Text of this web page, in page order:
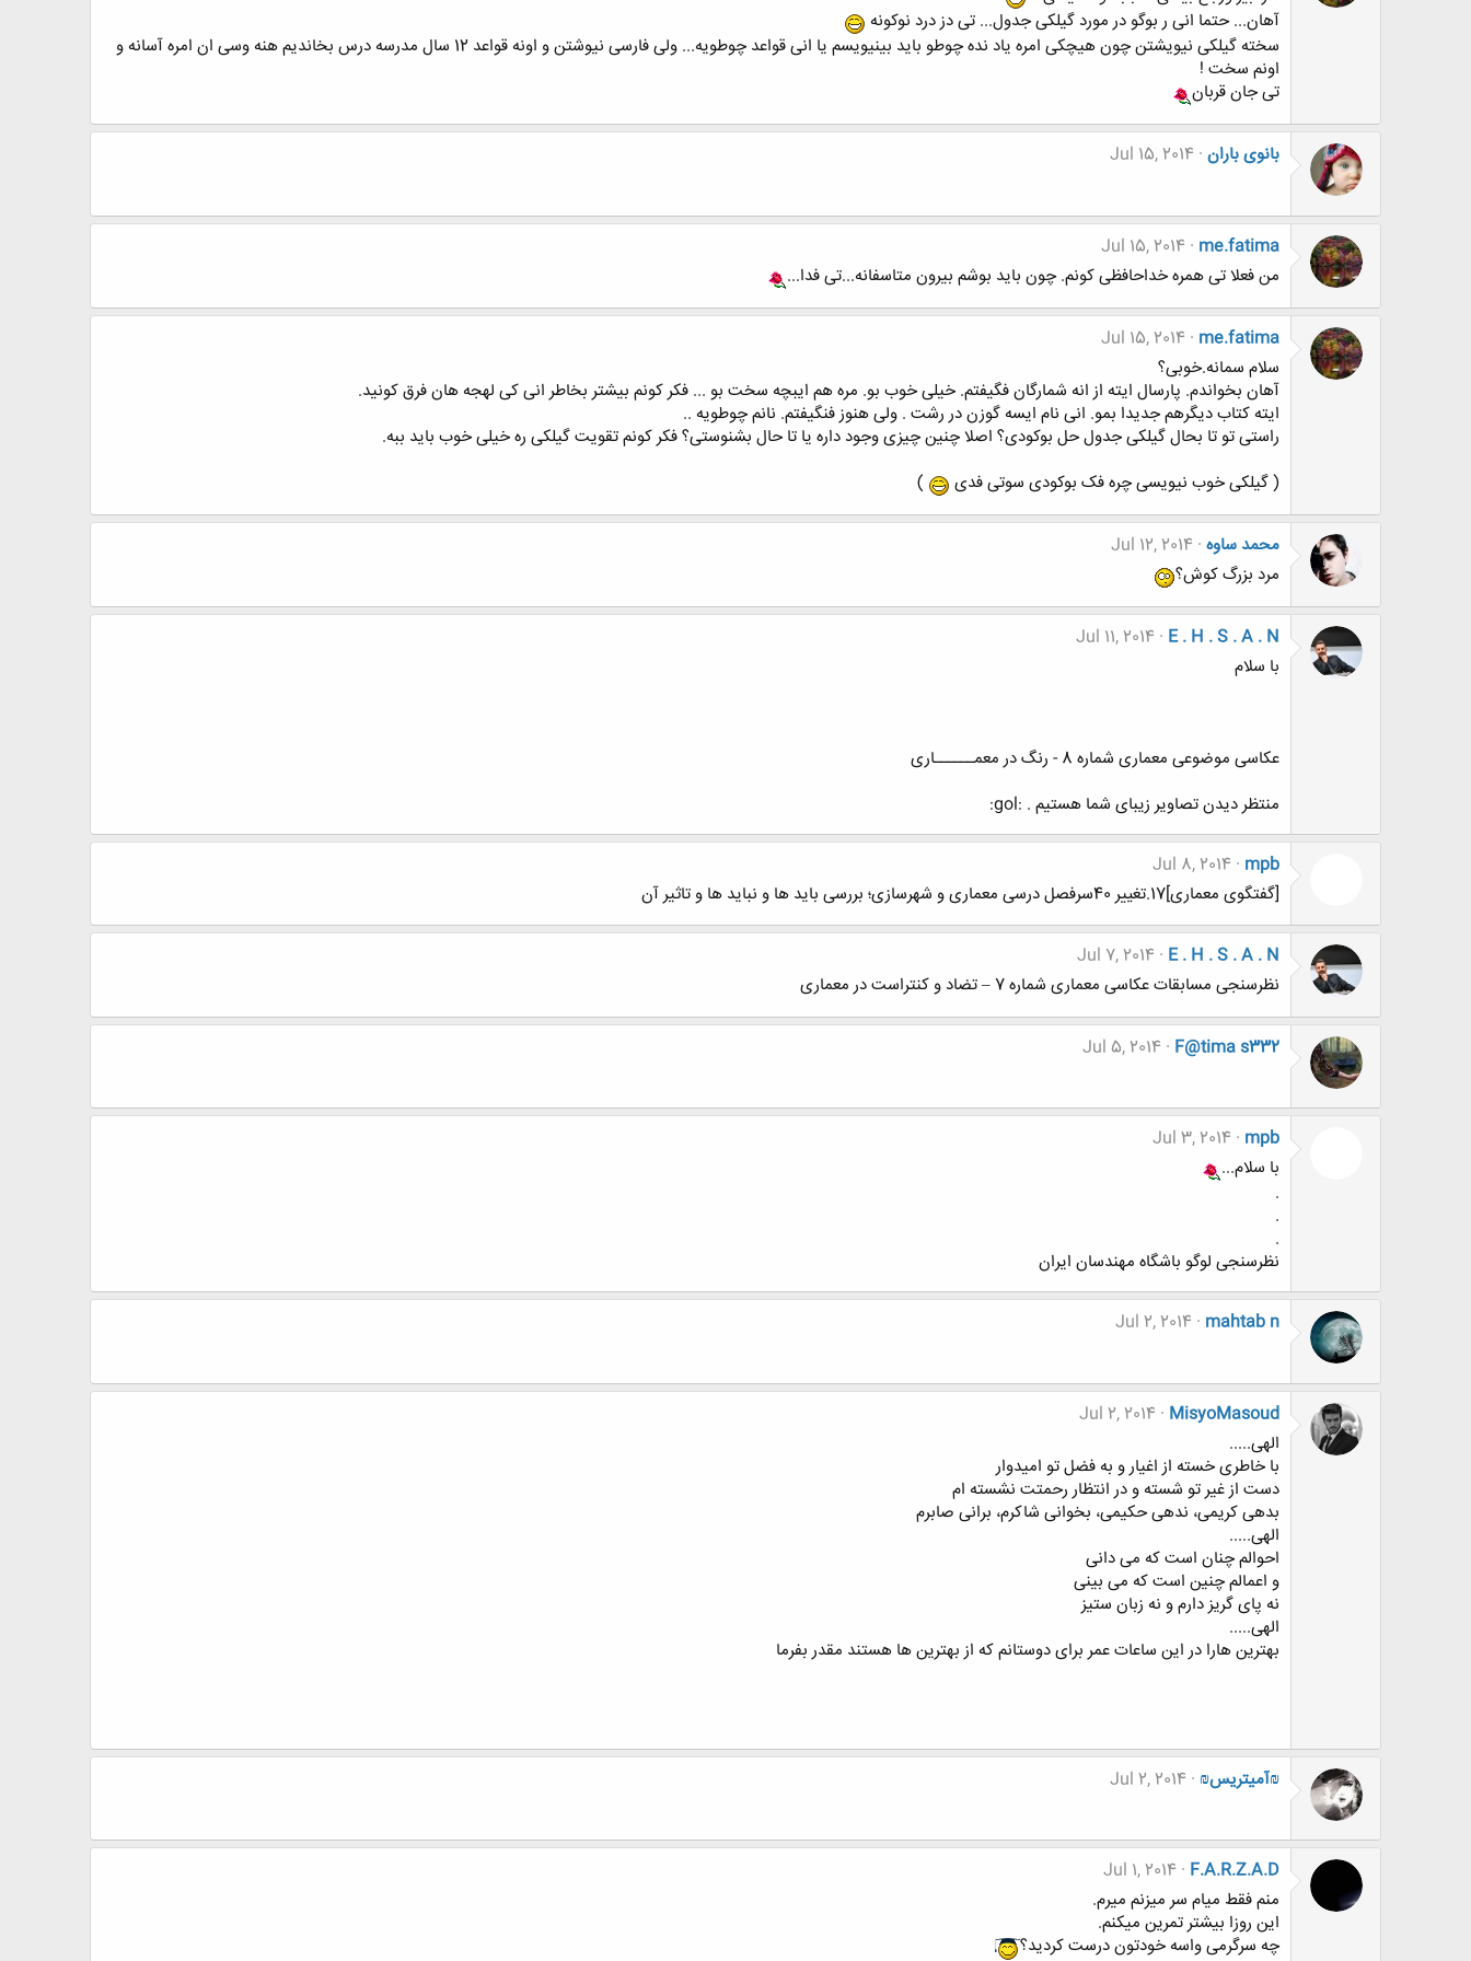
آهان... حتما انی ر بوگو در مورد گیلکی جدول... تی دز درد نوکونه
سخته گیلکی نیویشتن چون هیچکی امره یاد نده چوطو باید بینیویسم یا انی قواعد چوطویه... ولی فارسی نیوشتن و اونه قواعد 12 سال مدرسه درس بخاندیم هنه وسی ان امره آسانه و
اونم سخت !
تی جان قربان
بانوی باران Jul 15, 2014
me.fatima
Jul 15, 2014
من فعلا تی همره خداحافظی کونم. چون باید بوشم بیرون متاسفانه...تی فدا...
me.fatima
Jul 15, 2014
سلام سمانه.خوبی؟
آهان بخواندم. پارسال ایته از انه شمارگان فگیفتم. خیلی خوب بو. مره هم ایبچه سخت بو ... فکر کونم بیشتر بخاطر انی کی لهجه هان فرق کونید.
ایته کتاب دیگرهم جدیدا بمو. انی نام ایسه گوزن در رشت . ولی هنوز فنگیفتم. نانم چوطویه ..
راستی تو تا بحال گیلکی جدول حل بوکودی؟ اصلا چنین چیزی وجود داره یا تا حال بشنوستی؟ فکر کونم تقویت گیلکی ره خیلی خوب باید ببه.
( گیلکی خوب نیویسی چره فک بوکودی سوتی فدی
)
محمد ساوه Jul 12, 2014
مرد بزرگ کوش؟
E . H . S . A . N
Jul 11, 2014
با سلام
عکاسی موضوعی معماری شماره 8 - رنگ در معمــــــاری
منتظر دیدن تصاویر زیبای شما هستیم . :gol:
mpb
Jul 8, 2014
[گفتگوی معماری]17.تغییر 40سرفصل درسی معماری و شهرسازی؛ بررسی باید ها و نباید ها و تاثیر آن
E . H . S . A . N
Jul 7, 2014
نظرسنجی مسابقات عکاسی معماری شماره 7 – تضاد و کنتراست در معماری
F@tima s332
Jul 5, 2014
mpb
Jul 3, 2014
با سلام...
.
.
.
نظرسنجی لوگو باشگاه مهندسان ایران
mahtab n
Jul 2, 2014
MisyoMasoud
Jul 2, 2014
الهی.....
با خاطری خسته از اغیار و به فضل تو امیدوار
دست از غیر تو شسته و در انتظار رحمتت نشسته ام
بدهی کریمی، ندهی حکیمی، بخوانی شاکرم، برانی صابرم
الهی.....
احوالم چنان است که می دانی
و اعمالم چنین است که می بینی
نه پای گریز دارم و نه زبان ستیز
الهی.....
بهترین هارا در این ساعات عمر برای دوستانم که از بهترین ها هستند مقدر بفرما
₪آمیتریس₪ Jul 2, 2014
F.A.R.Z.A.D
Jul 1, 2014
منم فقط میام سر میزنم میرم.
این روزا بیشتر تمرین میکنم.
چه سرگرمی واسه خودتون درست کردید؟